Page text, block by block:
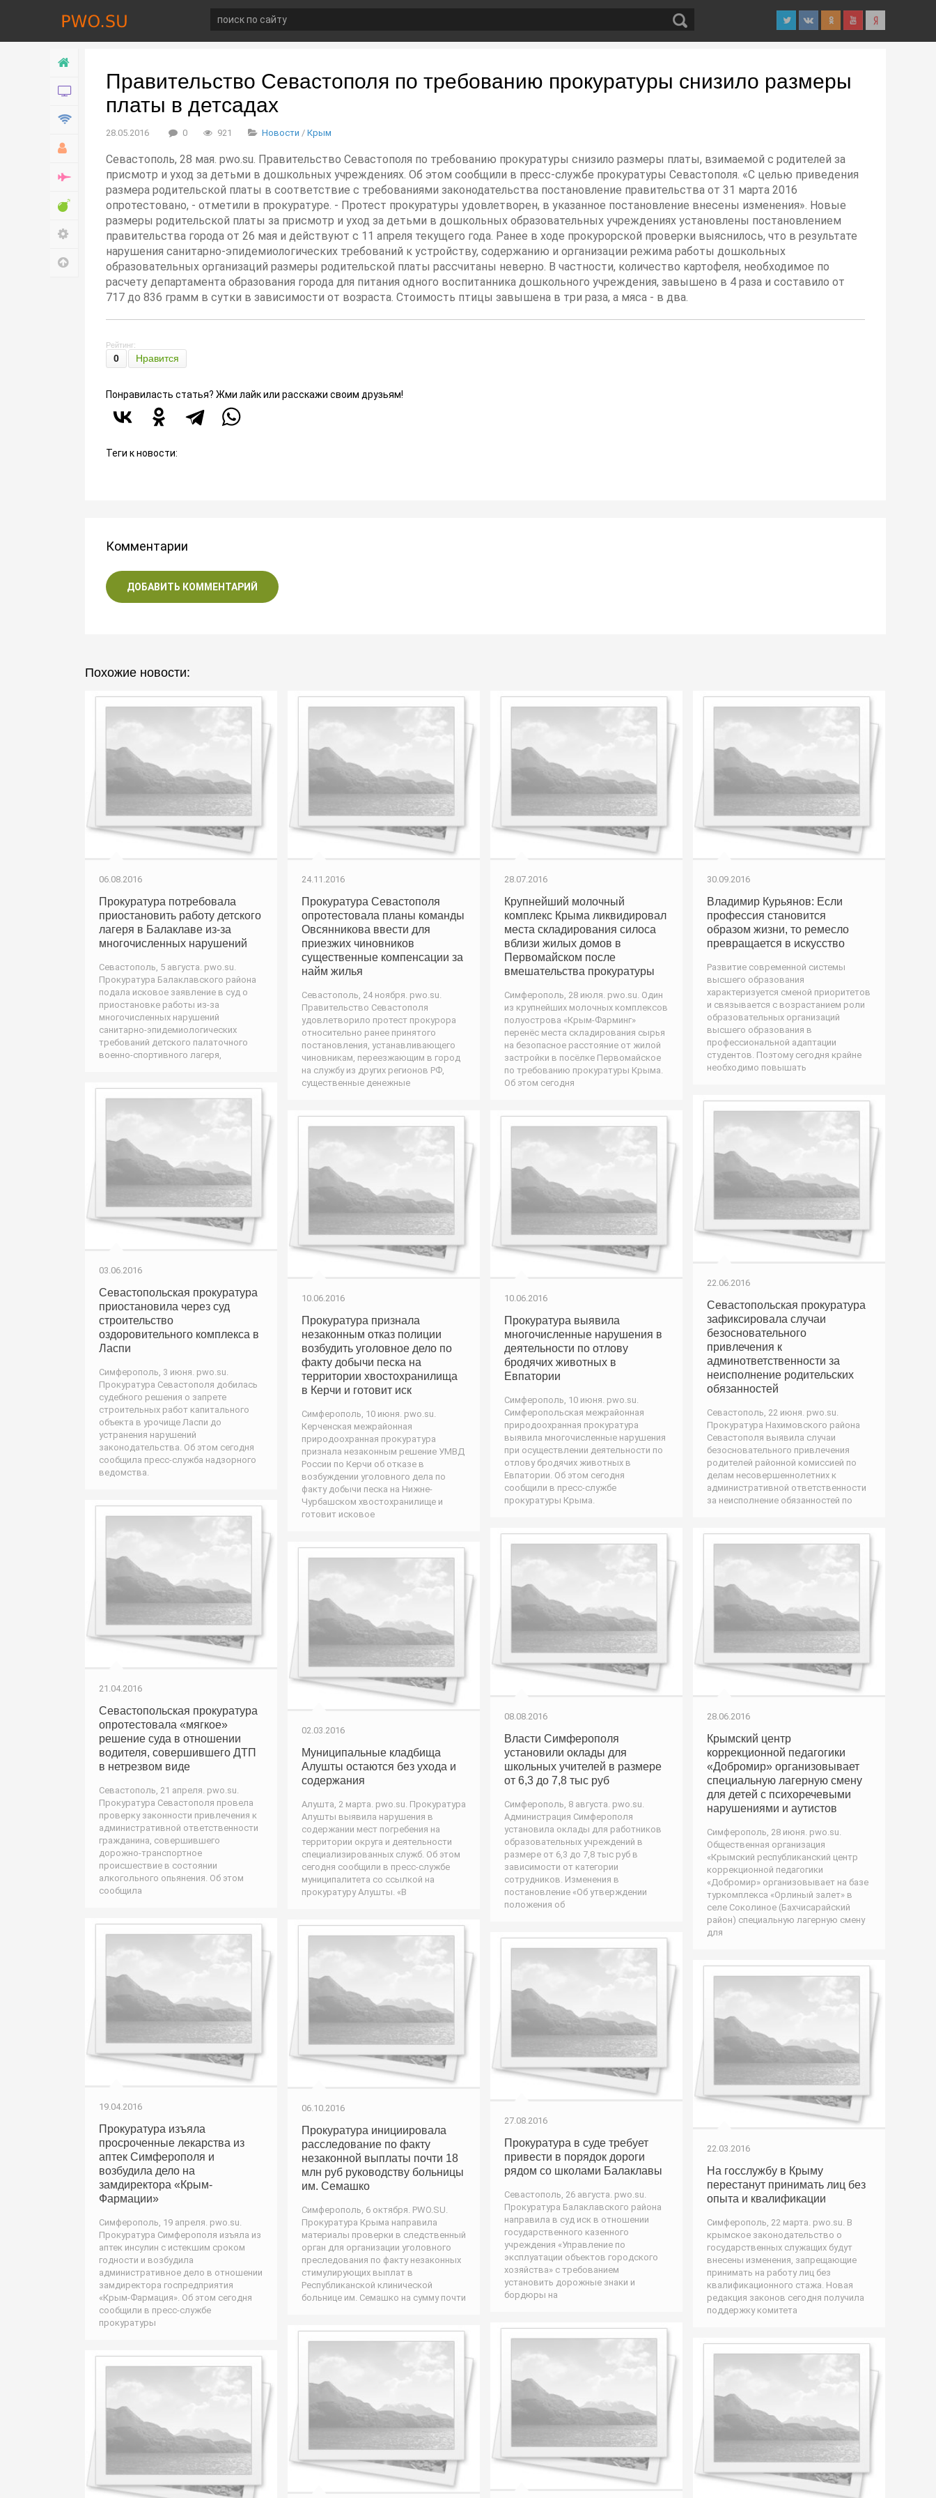
Новости
Война
Развлечение
Настройки
Наверх
Правительство Севастополя по требованию прокуратуры снизило размеры
платы в детсадах
28.05.2016 0 921 Новости / Крым
Севастополь, 28 мая. pwo.su. Правительство Севастополя по требованию прокуратуры снизило размеры платы, взимаемой с родителей за
присмотр и уход за детьми в дошкольных учреждениях. Об этом сообщили в пресс-службе прокуратуры Севастополя. «С целью приведения
размера родительской платы в соответствие с требованиями законодательства постановление правительства от 31 марта 2016
опротестовано, - отметили в прокуратуре. - Протест прокуратуры удовлетворен, в указанное постановление внесены изменения». Новые
размеры родительской платы за присмотр и уход за детьми в дошкольных образовательных учреждениях установлены постановлением
правительства города от 26 мая и действуют с 11 апреля текущего года. Ранее в ходе прокурорской проверки выяснилось, что в результате
нарушения санитарно-эпидемиологических требований к устройству, содержанию и организации режима работы дошкольных
образовательных организаций размеры родительской платы рассчитаны неверно. В частности, количество картофеля, необходимое по
расчету департамента образования города для питания одного воспитанника дошкольного учреждения, завышено в 4 раза и составило от
717 до 836 грамм в сутки в зависимости от возраста. Стоимость птицы завышена в три раза, а мяса - в два.
Рейтинг:
0 Нравится
Понравиласть статья? Жми лайк или расскажи своим друзьям!
Теги к новости:
Комментарии
ДОБАВИТЬ КОММЕНТАРИЙ
Похожие новости:
06.08.2016
Прокуратура потребовала
приостановить работу детского
лагеря в Балаклаве из-за
многочисленных нарушений
Севастополь, 5 августа. pwo.su.
Прокуратура Балаклавского района
подала исковое заявление в суд о
приостановке работы из-за
многочисленных нарушений
санитарно-эпидемиологических
требований детского палаточного
военно-спортивного лагеря,
24.11.2016
Прокуратура Севастополя
опротестовала планы команды
Овсянникова ввести для
приезжих чиновников
существенные компенсации за
найм жилья
Севастополь, 24 ноября. pwo.su.
Правительство Севастополя
удовлетворило протест прокурора
относительно ранее принятого
постановления, устанавливающего
чиновникам, переезжающим в город
на службу из других регионов РФ,
существенные денежные
28.07.2016
Крупнейший молочный
комплекс Крыма ликвидировал
места складирования силоса
вблизи жилых домов в
Первомайском после
вмешательства прокуратуры
Симферополь, 28 июля. pwo.su. Один
из крупнейших молочных комплексов
полуострова «Крым-Фарминг»
перенёс места складирования сырья
на безопасное расстояние от жилой
застройки в посёлке Первомайское
по требованию прокуратуры Крыма.
Об этом сегодня
30.09.2016
Владимир Курьянов: Если
профессия становится
образом жизни, то ремесло
превращается в искусство
Развитие современной системы
высшего образования
характеризуется сменой приоритетов
и связывается с возрастанием роли
образовательных организаций
высшего образования в
профессиональной адаптации
студентов. Поэтому сегодня крайне
необходимо повышать
03.06.2016
Севастопольская прокуратура
приостановила через суд
строительство
оздоровительного комплекса в
Ласпи
Симферополь, 3 июня. pwo.su.
Прокуратура Севастополя добилась
судебного решения о запрете
строительных работ капитального
объекта в урочище Ласпи до
устранения нарушений
законодательства. Об этом сегодня
сообщила пресс-служба надзорного
ведомства.
22.06.2016
Севастопольская прокуратура
зафиксировала случаи
безосновательного
привлечения к
админответственности за
неисполнение родительских
обязанностей
Севастополь, 22 июня. pwo.su.
Прокуратура Нахимовского района
Севастополя выявила случаи
безосновательного привлечения
родителей районной комиссией по
делам несовершеннолетних к
административной ответственности
за неисполнение обязанностей по
10.06.2016
Прокуратура признала
незаконным отказ полиции
возбудить уголовное дело по
факту добычи песка на
территории хвостохранилища
в Керчи и готовит иск
Симферополь, 10 июня. pwo.su.
Керченская межрайонная
природоохранная прокуратура
признала незаконным решение УМВД
России по Керчи об отказе в
возбуждении уголовного дела по
факту добычи песка на Нижне-
Чурбашском хвостохранилище и
готовит исковое
10.06.2016
Прокуратура выявила
многочисленные нарушения в
деятельности по отлову
бродячих животных в
Евпатории
Симферополь, 10 июня. pwo.su.
Симферопольская межрайонная
природоохранная прокуратура
выявила многочисленные нарушения
при осуществлении деятельности по
отлову бродячих животных в
Евпатории. Об этом сегодня
сообщили в пресс-службе
прокуратуры Крыма.
21.04.2016
Севастопольская прокуратура
опротестовала «мягкое»
решение суда в отношении
водителя, совершившего ДТП
в нетрезвом виде
Севастополь, 21 апреля. pwo.su.
Прокуратура Севастополя провела
проверку законности привлечения к
административной ответственности
гражданина, совершившего
дорожно-транспортное
происшествие в состоянии
алкогольного опьянения. Об этом
сообщила
08.08.2016
Власти Симферополя
установили оклады для
школьных учителей в размере
от 6,3 до 7,8 тыс руб
Симферополь, 8 августа. pwo.su.
Администрация Симферополя
установила оклады для работников
образовательных учреждений в
размере от 6,3 до 7,8 тыс руб в
зависимости от категории
сотрудников. Изменения в
постановление «Об утверждении
положения об
28.06.2016
Крымский центр
коррекционной педагогики
«Добромир» организовывает
специальную лагерную смену
для детей с психоречевыми
нарушениями и аутистов
Симферополь, 28 июня. pwo.su.
Общественная организация
«Крымский республиканский центр
коррекционной педагогики
«Добромир» организовывает на базе
туркомплекса «Орлиный залет» в
селе Соколиное (Бахчисарайский
район) специальную лагерную смену
для
02.03.2016
Муниципальные кладбища
Алушты остаются без ухода и
содержания
Алушта, 2 марта. pwo.su. Прокуратура
Алушты выявила нарушения в
содержании мест погребения на
территории округа и деятельности
специализированных служб. Об этом
сегодня сообщили в пресс-службе
муниципалитета со ссылкой на
прокуратуру Алушты. «В
19.04.2016
Прокуратура изъяла
просроченные лекарства из
аптек Симферополя и
возбудила дело на
замдиректора «Крым-
Фармации»
Симферополь, 19 апреля. pwo.su.
Прокуратура Симферополя изъяла из
аптек инсулин с истекшим сроком
годности и возбудила
административное дело в отношении
замдиректора госпредприятия
«Крым-Фармация». Об этом сегодня
сообщили в пресс-службе
прокуратуры
06.10.2016
Прокуратура инициировала
расследование по факту
незаконной выплаты почти 18
млн руб руководству больницы
им. Семашко
Симферополь, 6 октября. PWO.SU.
Прокуратура Крыма направила
материалы проверки в следственный
орган для организации уголовного
преследования по факту незаконных
стимулирующих выплат в
Республиканской клинической
больнице им. Семашко на сумму почти
27.08.2016
Прокуратура в суде требует
привести в порядок дороги
рядом со школами Балаклавы
Севастополь, 26 августа. pwo.su.
Прокуратура Балаклавского района
направила в суд иск в отношении
государственного казенного
учреждения «Управление по
эксплуатации объектов городского
хозяйства» с требованием
установить дорожные знаки и
бордюры на
22.03.2016
На госслужбу в Крыму
перестанут принимать лиц без
опыта и квалификации
Симферополь, 22 марта. pwo.su. В
крымское законодательство о
государственных служащих будут
внесены изменения, запрещающие
принимать на работу лиц без
квалификационного стажа. Новая
редакция законов сегодня получила
поддержку комитета